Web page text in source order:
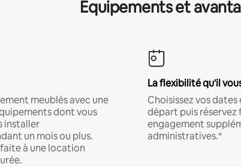
Équipements et
meublés avec une
dont vous
installer
un mois ou plus.
à une location
La flexibilité qu'il
Choisissez vos
départ puis réservez
engagement
administratives.*